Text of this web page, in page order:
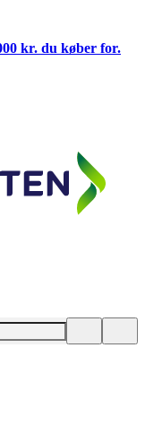
kr. du køber for.